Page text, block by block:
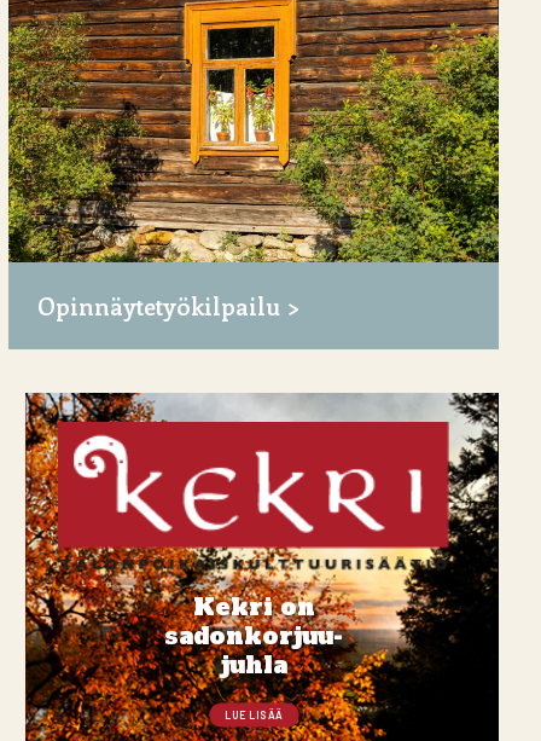
Opinnäytetyökilpailu
Kekri on
sadonkorjuu-
juhla
LUE LISÄÄ